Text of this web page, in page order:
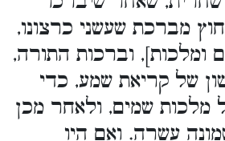
מברכת שעשני כרצונו,
ומלכות], וברכות התורה,
של קריאת שמע, כדי
מלכות שמים, ולאחר מכן
עשרה. ואם היו